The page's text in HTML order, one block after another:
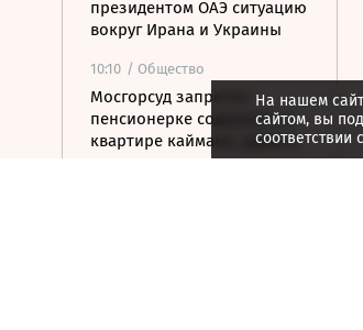
президентом ОАЭ ситуацию
вокруг Ирана и Украины
10:10 / Общество
Мосгорсуд запретил
пенсионерке содержать в
квартире каймана, удава и
На нашем
сайтом, вы
соответствии с